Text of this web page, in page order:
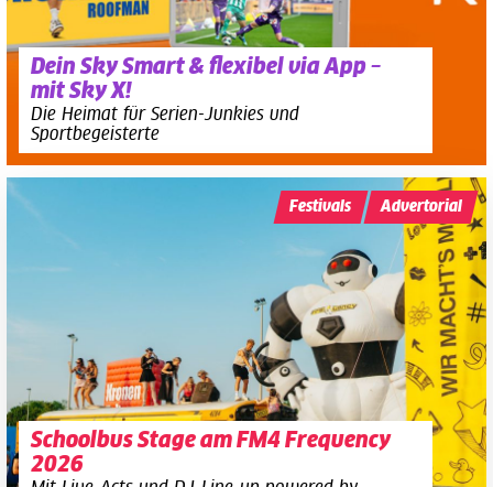
Dein Sky Smart & flexibel via App –
mit Sky X!
Die Heimat für Serien-Junkies und
Sportbegeisterte
Schoolbus Stage am FM4 Frequency
2026
Festivals Advertorial